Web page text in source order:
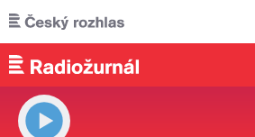
Přejít k hlavnímu obsahu